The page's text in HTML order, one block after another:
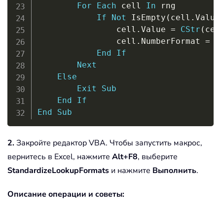
For
Each cell In rng
If
Not IsEmpty ( cell . Value
                cell
. Value = CStr (
                cell
. NumberFormat =
End
If
Next
Else
Exit
Sub
End
If
End
Sub
2.Закройте редактор VBA. Чтобы запустить макрос,
вернитесь в Excel, нажмите Alt+F8, выберите
StandardizeLookupFormats и нажмите Выполнить.
Описание операции и советы: